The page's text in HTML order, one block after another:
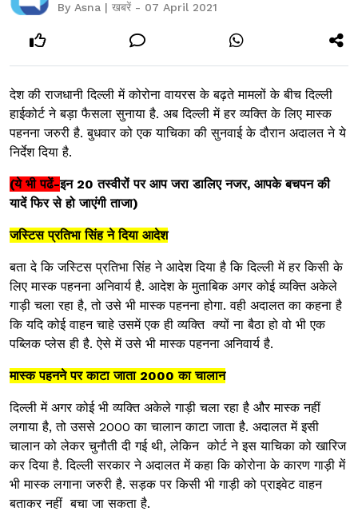
By Asna | खबरें - 07 April 2021
देश की राजधानी दिल्ली में कोरोना वायरस के बढ़ते मामलों के बीच दिल्ली
हाईकोर्ट ने बड़ा फैसला सुनाया है. अब दिल्ली में हर व्यक्ति के लिए मास्क
पहनना जरुरी है. बुधवार को एक याचिका की सुनवाई के दौरान अदालत ने ये
निर्देश दिया है.
(ये भी पढें-इन 20 तस्वीरों पर आप जरा डालिए नजर, आपके बचपन की
यादें फिर से हो जाएंगी ताजा)
जस्टिस प्रतिभा सिंह ने दिया आदेश
बता दे कि जस्टिस प्रतिभा सिंह ने आदेश दिया है कि दिल्ली में हर किसी के
लिए मास्क पहनना अनिवार्य है. आदेश के मुताबिक अगर कोई व्यक्ति अकेले
गाड़ी चला रहा है, तो उसे भी मास्क पहनना होगा. वही अदालत का कहना है
कि यदि कोई वाहन चाहे उसमें एक ही व्यक्ति क्यों ना बैठा हो वो भी एक
पब्लिक प्लेस ही है. ऐसे में उसे भी मास्क पहनना अनिवार्य है.
मास्क पहनने पर काटा जाता 2000 का चालान
दिल्ली में अगर कोई भी व्यक्ति अकेले गाड़ी चला रहा है और मास्क नहीं
लगाया है, तो उससे 2000 का चालान काटा जाता है. अदालत में इसी
चालान को लेकर चुनौती दी गई थी, लेकिन कोर्ट ने इस याचिका को खारिज
कर दिया है. दिल्ली सरकार ने अदालत में कहा कि कोरोना के कारण गाड़ी में
भी मास्क लगाना जरुरी है. सड़क पर किसी भी गाड़ी को प्राइवेट वाहन
बताकर नहीं बचा जा सकता है.